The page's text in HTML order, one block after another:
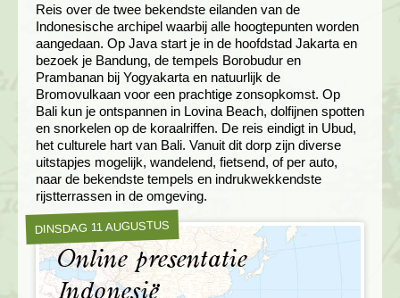
Reis over de twee bekendste eilanden van de
Indonesische archipel waarbij alle hoogtepunten worden
aangedaan. Op Java start je in de hoofdstad Jakarta en
bezoek je Bandung, de tempels Borobudur en
Prambanan bij Yogyakarta en natuurlijk de
Bromovulkaan voor een prachtige zonsopkomst. Op
Bali kun je ontspannen in Lovina Beach, dolfijnen spotten
en snorkelen op de koraalriffen. De reis eindigt in Ubud,
het culturele hart van Bali. Vanuit dit dorp zijn diverse
uitstapjes mogelijk, wandelend, fietsend, of per auto,
naar de bekendste tempels en indrukwekkendste
rijstterrassen in de omgeving.
DINSDAG 11 AUGUSTUS
Online presentatie
Indonesië